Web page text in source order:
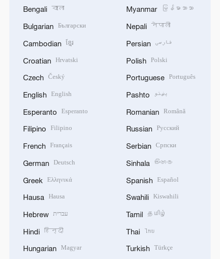
Bengali বাংলা
Bulgarian Български
Cambodian ខ្មែរ
Croatian Hrvatski
Czech Český
English English
Esperanto Esperanto
Filipino Filipino
French Français
German Deutsch
Greek Ελληνικά
Hausa Hausa
Hebrew עברית
Hindi हिन्दी
Hungarian Magyar
Myanmar မြန်မာဘာသာ
Nepali नेपाली
Persian فارسی
Polish Polski
Portuguese Português
Pashto پښتو
Romanian Română
Russian Русский
Serbian Српски
Sinhala සිංහල
Spanish Español
Swahili Kiswahili
Tamil தமிழ்
Thai ไทย
Turkish Türkçe